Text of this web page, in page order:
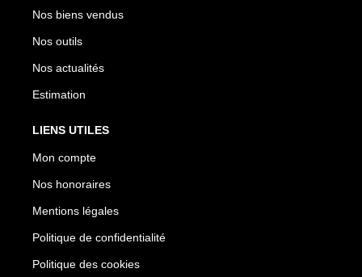
Nos biens vendus
Nos outils
Nos actualités
Estimation
LIENS UTILES
Mon compte
Nos honoraires
Mentions légales
Politique de confidentialité
Politique des cookies